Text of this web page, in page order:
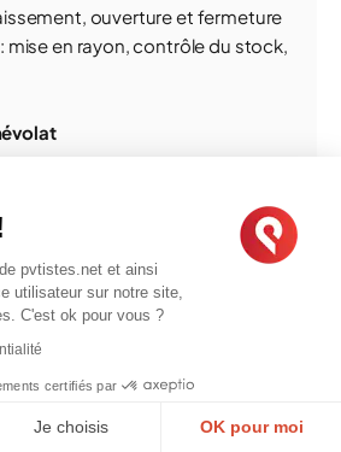
ouverture et fermeture
mise en rayon, contrôle du stock,
communication - Grenoble,
à janvier 2011
la charte graphique et du nom de
& communication
Management
09:13
pvtistes.net et ainsi
utilisateur sur notre site,
C'est ok pour vous ?
certifiés par
Je choisis OK pour moi